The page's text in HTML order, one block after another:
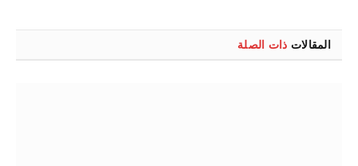
المقالات ذات الصلة